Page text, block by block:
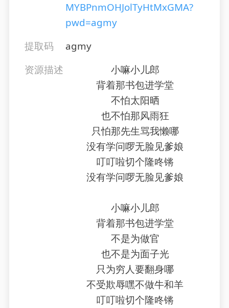
MYBPnmOHJolTyHtMxGMA?
pwd=agmy
提取码
agmy
资源描述
小嘛小儿郎
背着那书包进学堂
不怕太阳晒
也不怕那风雨狂
只怕那先生骂我懒哪
没有学问啰无脸见爹娘
叮叮啦切个隆咚锵
没有学问啰无脸见爹娘
小嘛小儿郎
背着那书包进学堂
不是为做官
也不是为面子光
只为穷人要翻身哪
不受欺辱嘿不做牛和羊
叮叮啦切个隆咚锵